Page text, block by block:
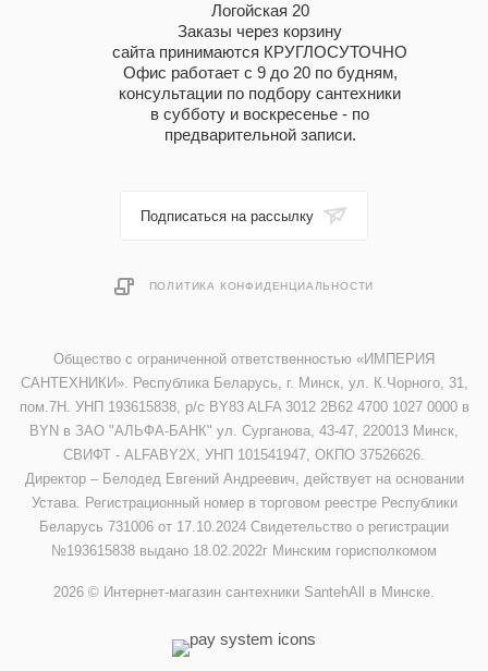
Логойская 20
Заказы через корзину
сайта принимаются КРУГЛОСУТОЧНО
Офис работает с 9 до 20 по будням,
консультации по подбору сантехники
в субботу и воскресенье - по
предварительной записи.
Подписаться на рассылку
ПОЛИТИКА КОНФИДЕНЦИАЛЬНОСТИ
Общество с ограниченной ответственностью «ИМПЕРИЯ
САНТЕХНИКИ». Республика Беларусь, г. Минск, ул. К.Чорного, 31,
пом.7Н. УНП 193615838, р/с BY83 ALFA 3012 2B62 4700 1027 0000 в
BYN в ЗАО "АЛЬФА-БАНК" ул. Сурганова, 43-47, 220013 Минск,
СВИФТ - ALFABY2X, УНП 101541947, ОКПО 37526626.
Директор – Белодед Евгений Андреевич, действует на основании
Устава. Регистрационный номер в торговом реестре Республики
Беларусь 731006 от 17.10.2024 Свидетельство о регистрации
№193615838 выдано 18.02.2022г Минским горисполкомом
2026 © Интернет-магазин сантехники SantehAll в Минске.